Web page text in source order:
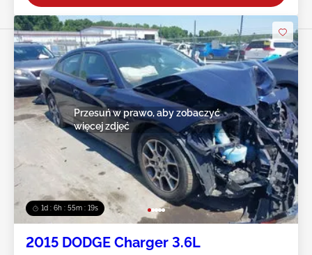
1d : 6h : 55m : 16s
Przesuń w prawo, aby zobaczyć
więcej zdjęć
2015 DODGE Charger 3.6L